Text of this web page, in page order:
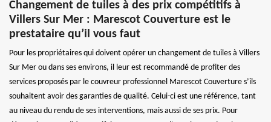
Changement de tuiles à des prix compétitifs à
Villers Sur Mer : Marescot Couverture est le
prestataire qu’il vous faut
Pour les propriétaires qui doivent opérer un changement de tuiles à Villers
Sur Mer ou dans ses environs, il leur est recommandé de profiter des
services proposés par le couvreur professionnel Marescot Couverture s’ils
souhaitent avoir des garanties de qualité. Celui-ci est une référence, tant
au niveau du rendu de ses interventions, mais aussi de ses prix. Pour